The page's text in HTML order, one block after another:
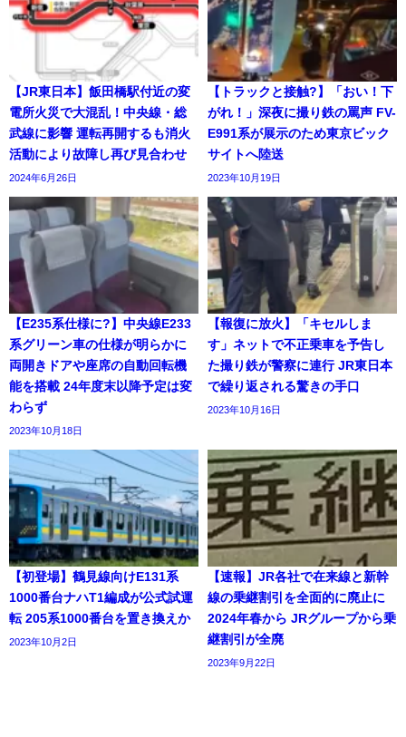
【JR東日本】飯田橋駅付近の変
電所火災で大混乱！中央線・総
武線に影響 運転再開するも消火
活動により故障し再び見合わせ
2024年6月26日
【トラックと接触?】「おい！下
がれ！」深夜に撮り鉄の罵声 FV-
E991系が展示のため東京ビック
サイトへ陸送
2023年10月19日
【E235系仕様に?】中央線E233
系グリーン車の仕様が明らかに
両開きドアや座席の自動回転機
能を搭載 24年度末以降予定は変
わらず
2023年10月18日
【報復に放火】「キセルしま
す」ネットで不正乗車を予告し
た撮り鉄が警察に連行 JR東日本
で繰り返される驚きの手口
2023年10月16日
【初登場】鶴見線向けE131系
1000番台ナハT1編成が公式試運
転 205系1000番台を置き換えか
2023年10月2日
【速報】JR各社で在来線と新幹
線の乗継割引を全面的に廃止に
2024年春から JRグループから乗
継割引が全廃
2023年9月22日